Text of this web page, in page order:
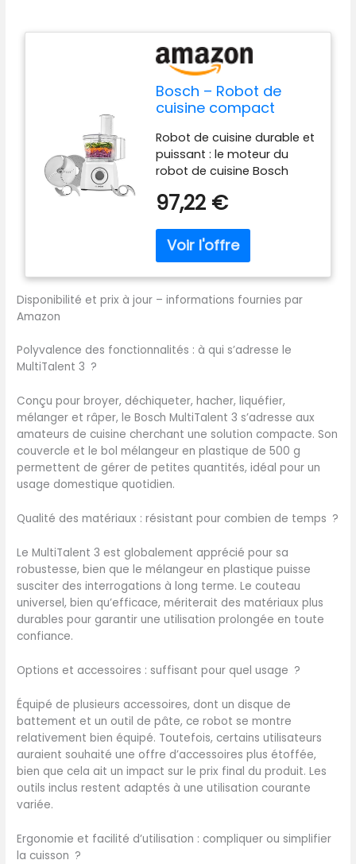
Bosch – Robot de
cuisine compact
blanc - MCM3100WGB
Robot de cuisine durable et
puissant : le moteur du
robot de cuisine Bosch
700 W entraîne des
interchangeables et une
lame en acier inoxydable
fonction d'impulsion. Plus
avec des légumes ? Que ce
carottes, des concombres
ou hacher des oignons ou
des fruits, grâce à un large
éventail d'accessoires tels
que le couteau universel en
acier inoxydable et un
couper et râper, le robot de
désirer. Bol de grande
capacité : Le bol de
mélange se compose d'un
bol de mélange en
plastique transparent de
(maximum 0,8 kg de
couvercle avec entonnoir
et remplisseur. Tous les
plastiques qui sont en
contact avec les aliments
sont sans BPA. Design
compact : Avec un
accessoires dans le bol
97,22 €
Disponibilité et prix à jour – informations fournies par
Amazon
Polyvalence des fonctionnalités : à qui s’adresse le
MultiTalent 3 ?
Conçu pour broyer, déchiqueter, hacher, liquéfier,
mélanger et râper, le Bosch MultiTalent 3 s’adresse aux
amateurs de cuisine cherchant une solution compacte. Son
couvercle et le bol mélangeur en plastique de 500 g
permettent de gérer de petites quantités, idéal pour un
usage domestique quotidien.
Qualité des matériaux : résistant pour combien de temps ?
Le MultiTalent 3 est globalement apprécié pour sa
robustesse, bien que le mélangeur en plastique puisse
susciter des interrogations à long terme. Le couteau
universel, bien qu’efficace, mériterait des matériaux plus
durables pour garantir une utilisation prolongée en toute
confiance.
Options et accessoires : suffisant pour quel usage ?
Équipé de plusieurs accessoires, dont un disque de
battement et un outil de pâte, ce robot se montre
relativement bien équipé. Toutefois, certains utilisateurs
auraient souhaité une offre d’accessoires plus étoffée,
bien que cela ait un impact sur le prix final du produit. Les
outils inclus restent adaptés à une utilisation courante
variée.
Ergonomie et facilité d’utilisation : compliquer ou simplifier
la cuisson ?